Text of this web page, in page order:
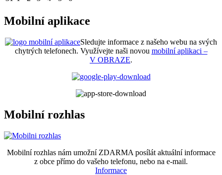
Mobilní aplikace
Sledujte informace z našeho webu na svých
chytrých telefonech. Využívejte naši novou mobilní aplikaci –
V OBRAZE.
Mobilní rozhlas
Mobilní rozhlas nám umožní ZDARMA posílát aktuální informace
z obce přímo do vašeho telefonu, nebo na e-mail.
Informace